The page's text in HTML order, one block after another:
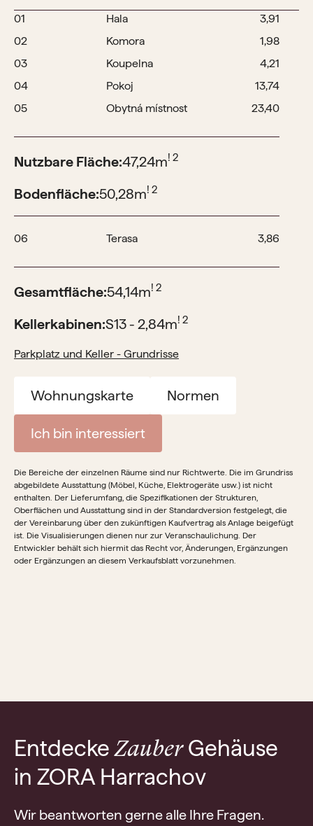
01 Hala
3,91
02
Komora
1,98
03
Koupelna
4,21
04
Pokoj
13,74
05
Obytná místnost 23,40
Nutzbare Fläche:47,24m! 2
Bodenfläche:50,28m! 2
06 Terasa 3,86
Gesamtfläche:54,14m! 2
Kellerkabinen:S13 - 2,84m! 2
Parkplatz und Keller - Grundrisse
Wohnungskarte Normen
Ich bin interessiert
Die Bereiche der einzelnen Räume sind nur Richtwerte. Die im Grundriss
abgebildete Ausstattung (Möbel, Küche, Elektrogeräte usw.) ist nicht
enthalten. Der Lieferumfang, die Spezifikationen der Strukturen,
Oberflächen und Ausstattung sind in der Standardversion festgelegt, die
der Vereinbarung über den zukünftigen Kaufvertrag als Anlage beigefügt
ist. Die Visualisierungen dienen nur zur Veranschaulichung. Der
Entwickler behält sich hiermit das Recht vor, Änderungen, Ergänzungen
oder Ergänzungen an diesem Verkaufsblatt vorzunehmen.
EntdeckeZauberGehäuse
in ZORA Harrachov
Wir beantworten gerne alle Ihre Fragen.